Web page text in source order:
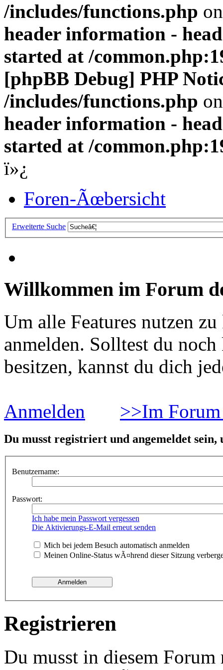
/includes/functions.php
header information -
started at /
[phpBB Debug] PHP
/includes/functions.php
header information -
started at /
ï»¿
Foren-Ãœbersicht
Erweiterte Suche
Willkommen im Forum
Um alle Features nutzen
anmelden. Solltest du
besitzen, kannst du dich
Anmelden >>Im
Du musst registriert und angemeldet
Benutzername:
Passwort:
Ich habe mein Passwort vergessen
Die Aktivierungs-E-Mail erneut senden
Mich bei jedem Besuch automatisch anmelden
Meinen Online-Status wÃ¤hrend dieser Sitzung
Registrieren
Du musst in diesem